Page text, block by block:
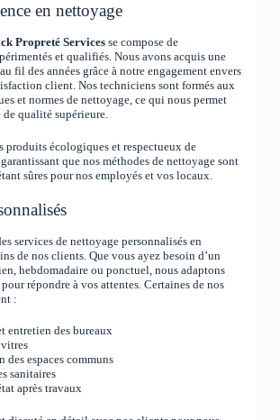
en nettoyage
Propreté Servicesse compose de
et qualifiés. Nous avons acquis une
fil des années grâce à notre engagement envers
client. Nos techniciens sont formés aux
et normes de nettoyage, ce qui nous permet
qualité supérieure.
produits écologiques et respectueux de
que nos méthodes de nettoyage sont
sûres pour nos employés et vos locaux.
services de nettoyage personnalisés en
de nos clients. Que vous ayez besoin d’un
hebdomadaire ou ponctuel, nous adaptons
répondre à vos attentes. Certaines de nos
:
entretien des bureaux
des espaces communs
sanitaires
après travaux